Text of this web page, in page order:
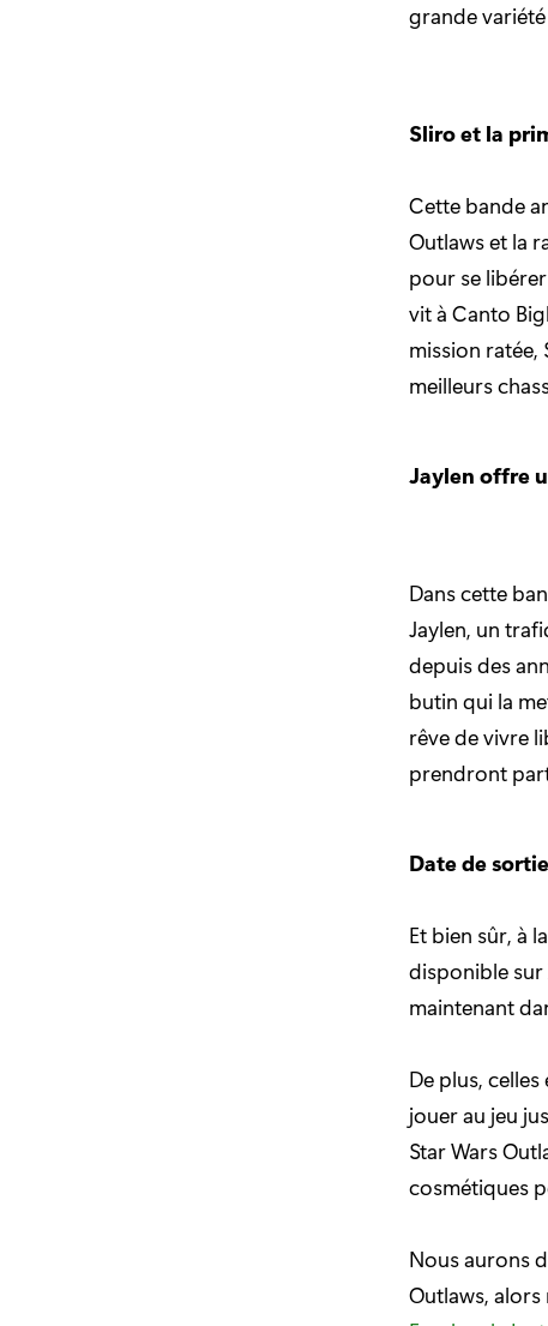
grande
Sliro et la
Cette bande
Outlaws et la
pour se
vit à Canto
mission ratée,
meilleurs
Jaylen offre
Dans cette
Jaylen, un
depuis des
butin qui la
rêve de vivre
prendront part
Date de sortie
Et bien sûr, à
disponible sur
maintenant
De plus,
jouer au jeu
Star Wars
cosmétiques
Nous aurons
Outlaws, alors